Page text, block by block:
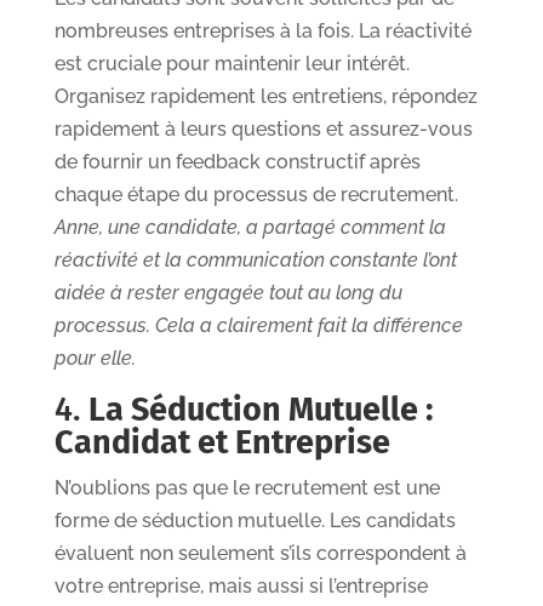
nombreuses entreprises à la fois. La réactivité
est cruciale pour maintenir leur intérêt.
Organisez rapidement les entretiens, répondez
rapidement à leurs questions et assurez-vous
de fournir un feedback constructif après
chaque étape du processus de recrutement.
Anne, une candidate, a partagé comment la
réactivité et la communication constante l’ont
aidée à rester engagée tout au long du
processus. Cela a clairement fait la différence
pour elle.
4. La Séduction Mutuelle :
Candidat et Entreprise
N’oublions pas que le recrutement est une
forme de séduction mutuelle. Les candidats
évaluent non seulement s’ils correspondent à
votre entreprise, mais aussi si l’entreprise